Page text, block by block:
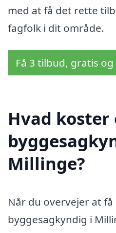
med at få det rette
fagfolk i dit område.
Få 3 tilbud, gratis
Hvad koster
Millinge?
Når du overvejer at få
byggesagkyndig i